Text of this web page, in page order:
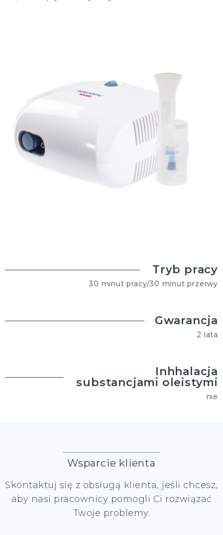
Tryb pracy
30 minut pracy/30 minut przerwy
Gwarancja
2 lata
Inhhalacja
substancjami oleistymi
nie
Wsparcie klienta
Skontaktuj się z obsługą klienta, jeśli chcesz,
aby nasi pracownicy pomogli Ci rozwiązać
Twoje problemy.